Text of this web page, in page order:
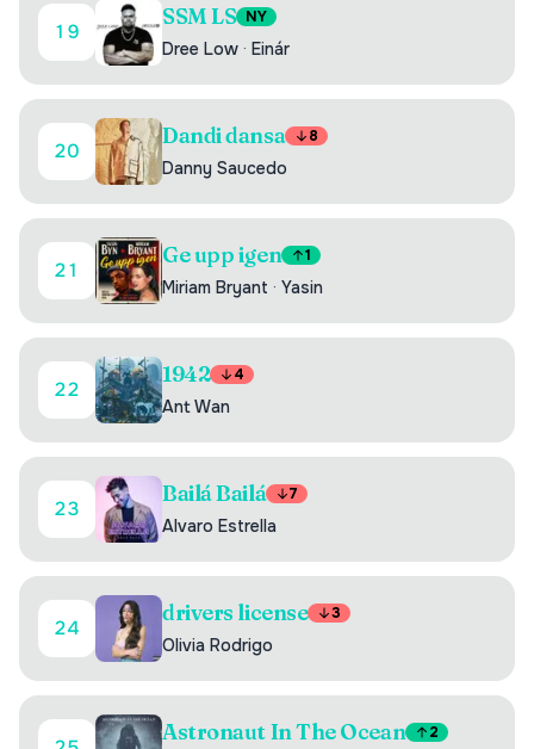
19
SSM LS NY
Dree Low · Einár
20
Dandi dansa 8
Danny Saucedo
21
Ge upp igen 1
Miriam Bryant · Yasin
22
1942 4
Ant Wan
23
Bailá Bailá 7
Alvaro Estrella
24
drivers license 3
Olivia Rodrigo
Astronaut In The Ocean 2